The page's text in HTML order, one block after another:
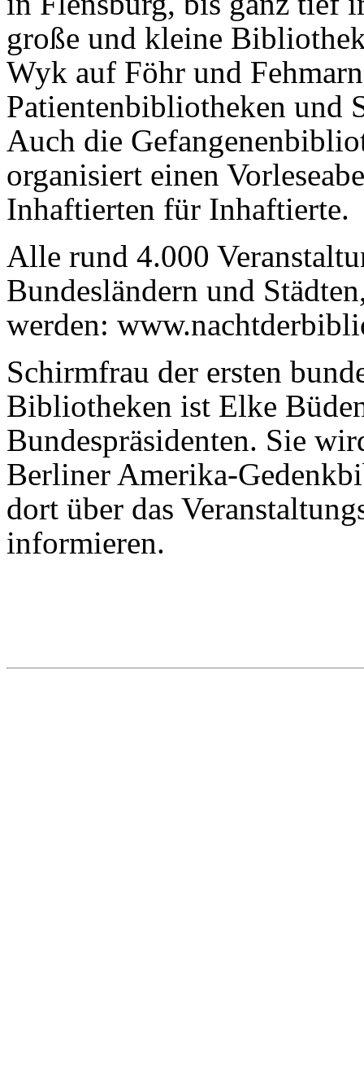
große und kleine
Wyk auf Föhr und
Patientenbibliotheken und
Auch die
organisiert einen
Inhaftierten für Inhaftierte.
Alle rund 4.000
Bundesländern und
werden:
Schirmfrau der ersten
Bibliotheken ist Elke
Bundespräsidenten. Sie
Berliner Amerika-
dort über das
informieren.